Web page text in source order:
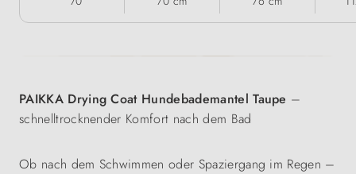
PAIKKA Drying Coat Hundebademantel Taupe –
schnelltrocknender Komfort nach dem Bad
Ob nach dem Schwimmen oder Spaziergang im Regen –